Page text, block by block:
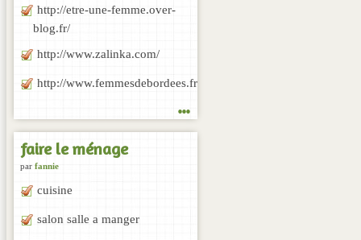
http://etre-une-femme.over-
blog.fr/
http://www.zalinka.com/
http://www.femmesdebordees.fr/1.aspx
...
faire le ménage
par fannie
cuisine
salon salle a manger